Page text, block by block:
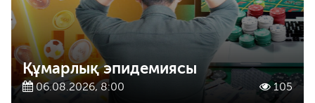
Құмарлық эпидемиясы
06.08.2026, 8:00 105